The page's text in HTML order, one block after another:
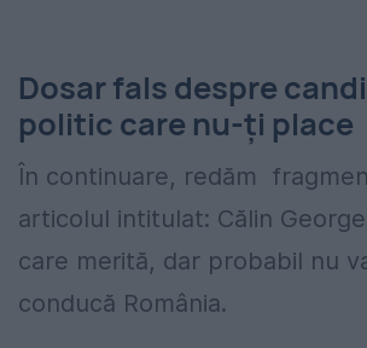
Dosar fals despre
politic care nu-ți place
În continuare, redăm
articolul intitulat: Călin
care merită, dar probabil nu
conducă România.